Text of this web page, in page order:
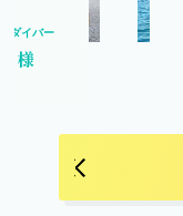
ダイバー
様